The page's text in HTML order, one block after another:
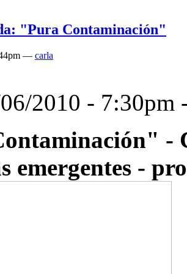
"Pura Contaminación"
— carla
2010 - 7:30pm
-
emergentes -